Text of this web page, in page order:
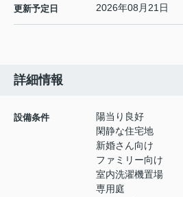
更新予定日 2026年08月21日
詳細情報
設備条件
陽当り良好
閑静な住宅地
新婚さん向け
ファミリー向け
室内洗濯機置場
専用庭